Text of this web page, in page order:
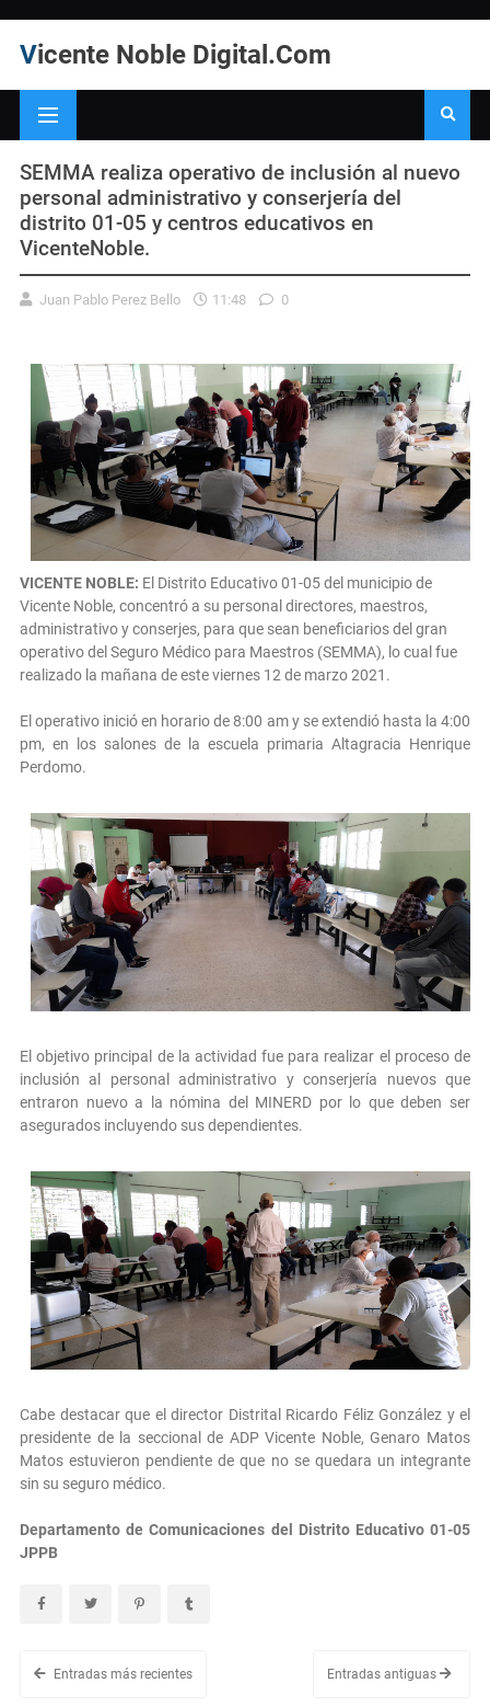
Vicente Noble Digital.Com
SEMMA realiza operativo de inclusión al nuevo
personal administrativo y conserjería del
distrito 01-05 y centros educativos en
VicenteNoble.
Juan Pablo Perez Bello 11:48 0
VICENTE NOBLE: El Distrito Educativo 01-05 del municipio de
Vicente Noble, concentró a su personal directores, maestros,
administrativo y conserjes, para que sean beneficiarios del gran
operativo del Seguro Médico para Maestros (SEMMA), lo cual fue
realizado la mañana de este viernes 12 de marzo 2021.
El operativo inició en horario de 8:00 am y se extendió hasta la 4:00
pm, en los salones de la escuela primaria Altagracia Henrique
Perdomo.
El objetivo principal de la actividad fue para realizar el proceso de
inclusión al personal administrativo y conserjería nuevos que
entraron nuevo a la nómina del MINERD por lo que deben ser
asegurados incluyendo sus dependientes.
Cabe destacar que el director Distrital Ricardo Féliz González y el
presidente de la seccional de ADP Vicente Noble, Genaro Matos
Matos estuvieron pendiente de que no se quedara un integrante
sin su seguro médico.
Departamento de Comunicaciones del Distrito Educativo 01-05
JPPB
Entradas más recientes Entradas antiguas